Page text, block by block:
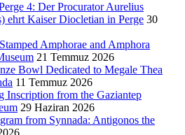
4: Der Procurator Aurelius
ehrt Kaiser Diocletian in Perge 30
Amphorae and Amphora
21 Temmuz 2026
Bowl Dedicated to Megale Thea
11 Temmuz 2026
from the Gaziantep
29 Haziran 2026
from Synnada: Antigonos the